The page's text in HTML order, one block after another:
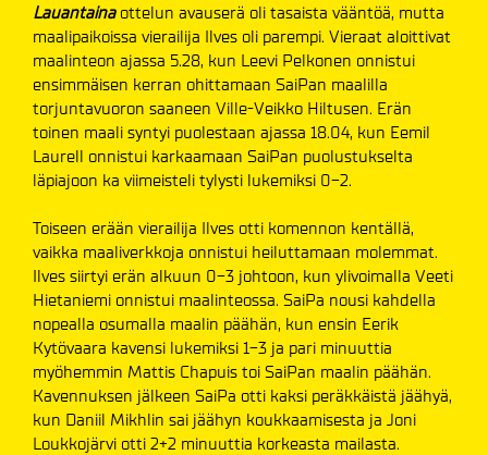
Lauantainaottelun avauserä oli tasaista vääntöä, mutta
maalipaikoissa vierailija Ilves oli parempi. Vieraat aloittivat
maalinteon ajassa 5.28, kun Leevi Pelkonen onnistui
ensimmäisen kerran ohittamaan SaiPan maalilla
torjuntavuoron saaneen Ville-Veikko Hiltusen. Erän
toinen maali syntyi puolestaan ajassa 18.04, kun Eemil
Laurell onnistui karkaamaan SaiPan puolustukselta
läpiajoon ka viimeisteli tylysti lukemiksi 0-2.
Toiseen erään vierailija Ilves otti komennon kentällä,
vaikka maaliverkkoja onnistui heiluttamaan molemmat.
Ilves siirtyi erän alkuun 0-3 johtoon, kun ylivoimalla Veeti
Hietaniemi onnistui maalinteossa. SaiPa nousi kahdella
nopealla osumalla maalin päähän, kun ensin Eerik
Kytövaara kavensi lukemiksi 1-3 ja pari minuuttia
myöhemmin Mattis Chapuis toi SaiPan maalin päähän.
Kavennuksen jälkeen SaiPa otti kaksi peräkkäistä jäähyä,
kun Daniil Mikhlin sai jäähyn koukkaamisesta ja Joni
Loukkojärvi otti 2+2 minuuttia korkeasta mailasta.